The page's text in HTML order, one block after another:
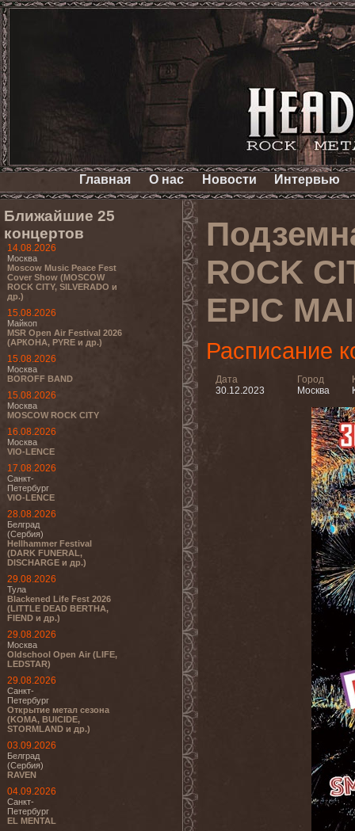
Главная О нас Новости Интервью
Ближайшие 25
концертов
14.08.2026
Москва
Moscow Music Peace Fest
Cover Show (MOSCOW
ROCK CITY, SILVERADO и
др.)
15.08.2026
Майкоп
MSR Open Air Festival 2026
(АРКОНА, PYRE и др.)
15.08.2026
Москва
BOROFF BAND
15.08.2026
Москва
MOSCOW ROCK CITY
16.08.2026
Москва
VIO-LENCE
17.08.2026
Санкт-
Петербург
VIO-LENCE
28.08.2026
Белград
(Сербия)
Hellhammer Festival
(DARK FUNERAL,
DISCHARGE и др.)
29.08.2026
Тула
Blackened Life Fest 2026
(LITTLE DEAD BERTHA,
FIEND и др.)
29.08.2026
Москва
Oldschool Open Air (LIFE,
LEDSTAR)
29.08.2026
Санкт-
Петербург
Открытие метал сезона
(KOMA, BUICIDE,
STORMLAND и др.)
03.09.2026
Белград
(Сербия)
RAVEN
04.09.2026
Санкт-
Петербург
EL MENTAL
ROCK
EPIC
Расписание
Дата
30.12.2023
Город
Москва